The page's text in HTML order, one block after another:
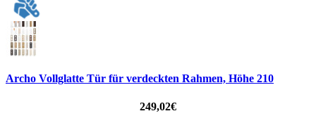
Archo Vollglatte Tür für verdeckten Rahmen, Höhe 210
249,02€